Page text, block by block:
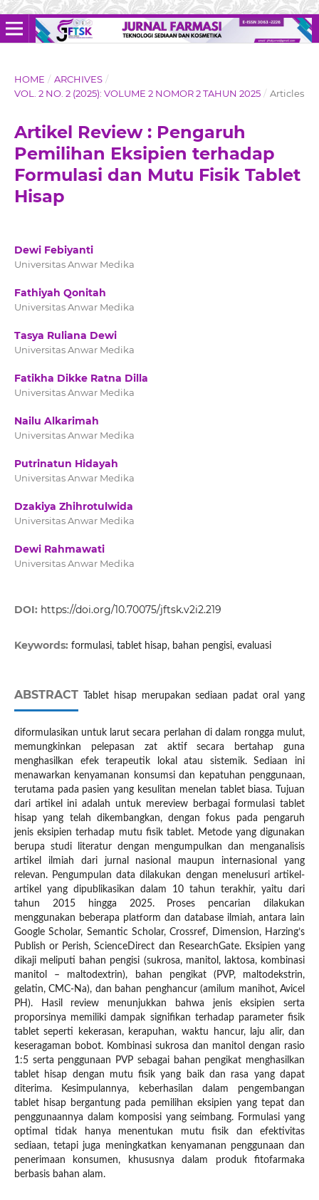
HOME / ARCHIVES /
VOL. 2 NO. 2 (2025): VOLUME 2 NOMOR 2 TAHUN 2025 / Articles
Artikel Review : Pengaruh
Pemilihan Eksipien terhadap
Formulasi dan Mutu Fisik Tablet
Hisap
Dewi Febiyanti
Universitas Anwar Medika
Fathiyah Qonitah
Universitas Anwar Medika
Tasya Ruliana Dewi
Universitas Anwar Medika
Fatikha Dikke Ratna Dilla
Universitas Anwar Medika
Nailu Alkarimah
Universitas Anwar Medika
Putrinatun Hidayah
Universitas Anwar Medika
Dzakiya Zhihrotulwida
Universitas Anwar Medika
Dewi Rahmawati
Universitas Anwar Medika
DOI: https://doi.org/10.70075/jftsk.v2i2.219
Keywords: formulasi, tablet hisap, bahan pengisi, evaluasi
ABSTRACT Tablet hisap merupakan sediaan padat oral yang
diformulasikan untuk larut secara perlahan di dalam rongga mulut,
memungkinkan pelepasan zat aktif secara bertahap guna
menghasilkan efek terapeutik lokal atau sistemik. Sediaan ini
menawarkan kenyamanan konsumsi dan kepatuhan penggunaan,
terutama pada pasien yang kesulitan menelan tablet biasa. Tujuan
dari artikel ini adalah untuk mereview berbagai formulasi tablet
hisap yang telah dikembangkan, dengan fokus pada pengaruh
jenis eksipien terhadap mutu fisik tablet. Metode yang digunakan
berupa studi literatur dengan mengumpulkan dan menganalisis
artikel ilmiah dari jurnal nasional maupun internasional yang
relevan. Pengumpulan data dilakukan dengan menelusuri artikel-
artikel yang dipublikasikan dalam 10 tahun terakhir, yaitu dari
tahun 2015 hingga 2025. Proses pencarian dilakukan
menggunakan beberapa platform dan database ilmiah, antara lain
Google Scholar, Semantic Scholar, Crossref, Dimension, Harzing’s
Publish or Perish, ScienceDirect dan ResearchGate. Eksipien yang
dikaji meliputi bahan pengisi (sukrosa, manitol, laktosa, kombinasi
manitol – maltodextrin), bahan pengikat (PVP, maltodekstrin,
gelatin, CMC-Na), dan bahan penghancur (amilum manihot, Avicel
PH). Hasil review menunjukkan bahwa jenis eksipien serta
proporsinya memiliki dampak signifikan terhadap parameter fisik
tablet seperti kekerasan, kerapuhan, waktu hancur, laju alir, dan
keseragaman bobot. Kombinasi sukrosa dan manitol dengan rasio
1:5 serta penggunaan PVP sebagai bahan pengikat menghasilkan
tablet hisap dengan mutu fisik yang baik dan rasa yang dapat
diterima. Kesimpulannya, keberhasilan dalam pengembangan
tablet hisap bergantung pada pemilihan eksipien yang tepat dan
penggunaannya dalam komposisi yang seimbang. Formulasi yang
optimal tidak hanya menentukan mutu fisik dan efektivitas
sediaan, tetapi juga meningkatkan kenyamanan penggunaan dan
penerimaan konsumen, khususnya dalam produk fitofarmaka
berbasis bahan alam.